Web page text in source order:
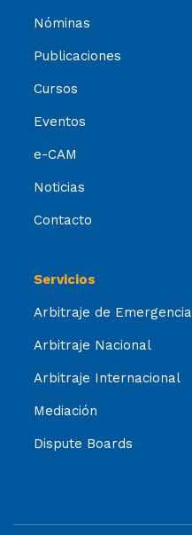
Nóminas
Publicaciones
Cursos
Eventos
e-CAM
Noticias
Contacto
Servicios
Arbitraje de Emergencia
Arbitraje Nacional
Arbitraje Internacional
Mediación
Dispute Boards